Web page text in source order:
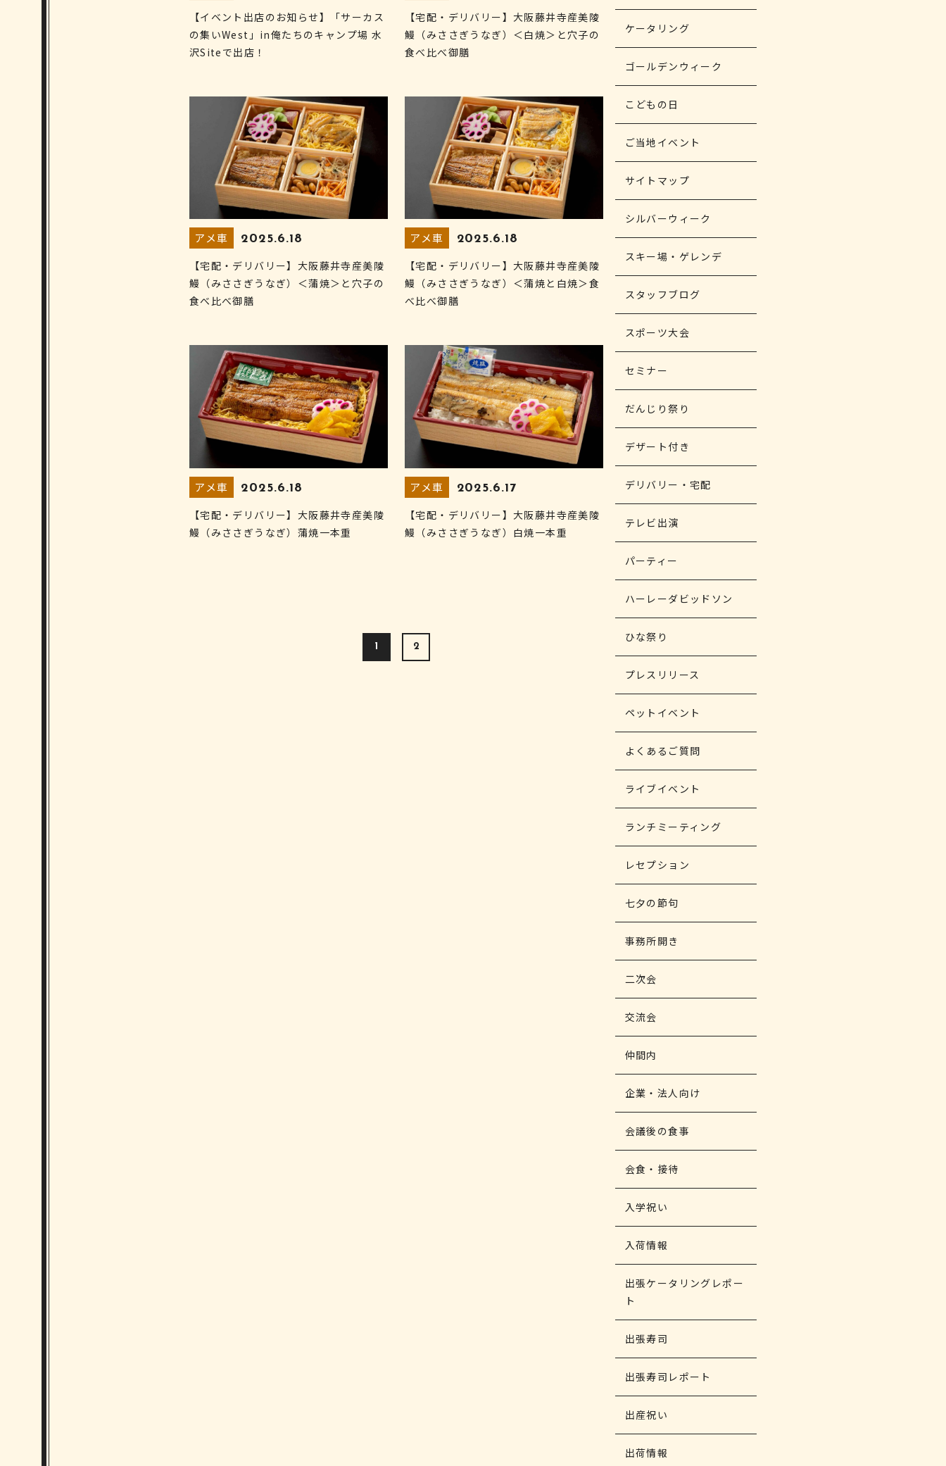
【イベント出店のお知らせ】「サーカス
の集いWest」in俺たちのキャンプ場 水
沢Siteで出店！
【宅配・デリバリー】大阪藤井寺産美陵
鰻（みささぎうなぎ）＜白焼＞と穴子の
食べ比べ御膳
アメ車 2025.6.18
【宅配・デリバリー】大阪藤井寺産美陵
鰻（みささぎうなぎ）＜蒲焼＞と穴子の
食べ比べ御膳
アメ車 2025.6.18
【宅配・デリバリー】大阪藤井寺産美陵
鰻（みささぎうなぎ）＜蒲焼と白焼＞食
べ比べ御膳
アメ車 2025.6.18
【宅配・デリバリー】大阪藤井寺産美陵
鰻（みささぎうなぎ）蒲焼一本重
アメ車 2025.6.17
【宅配・デリバリー】大阪藤井寺産美陵
鰻（みささぎうなぎ）白焼一本重
1 2
ケータリング
ゴールデンウィーク
こどもの日
ご当地イベント
サイトマップ
シルバーウィーク
スキー場・ゲレンデ
スタッフブログ
スポーツ大会
セミナー
だんじり祭り
デザート付き
デリバリー・宅配
テレビ出演
パーティー
ハーレーダビッドソン
ひな祭り
プレスリリース
ペットイベント
よくあるご質問
ライブイベント
ランチミーティング
レセプション
七夕の節句
事務所開き
二次会
交流会
仲間内
企業・法人向け
会議後の食事
会食・接待
入学祝い
入荷情報
出張ケータリングレポー
ト
出張寿司
出張寿司レポート
出産祝い
出荷情報